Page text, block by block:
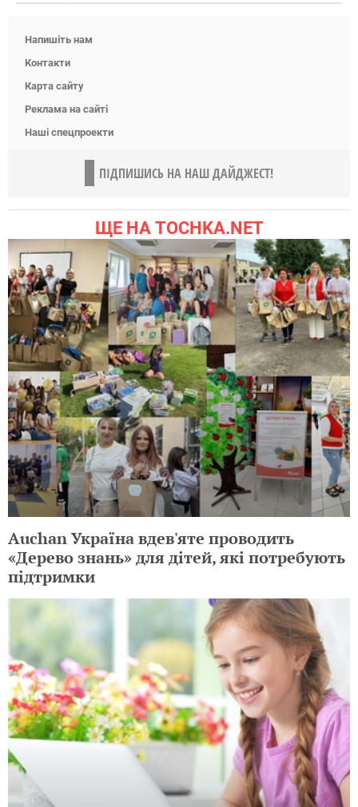
Напишіть нам
Контакти
Карта сайту
Реклама на сайті
Наші спецпроекти
ПІДПИШИСЬ НА НАШ ДАЙДЖЕСТ!
ЩЕ НА TOCHKA.NET
Auchan Україна вдев'яте проводить
«Дерево знань» для дітей, які потребують
підтримки